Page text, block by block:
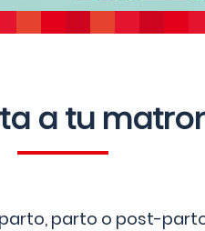
a tu
parto o post-